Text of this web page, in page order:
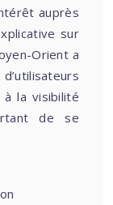
auprès
sur
Orient a
à la visibilité
de se